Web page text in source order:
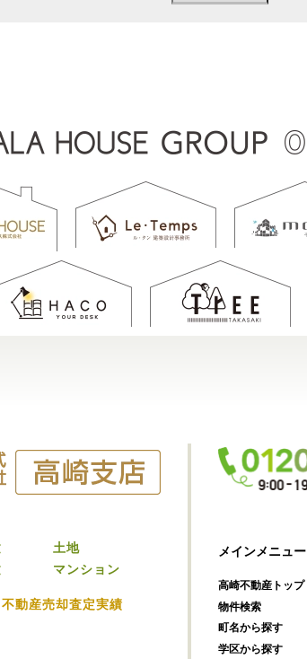
土地
マンション
不動産売却査定実績
メインメニュー
高崎不動産トップ
物件検索
町名から探す
学区から探す